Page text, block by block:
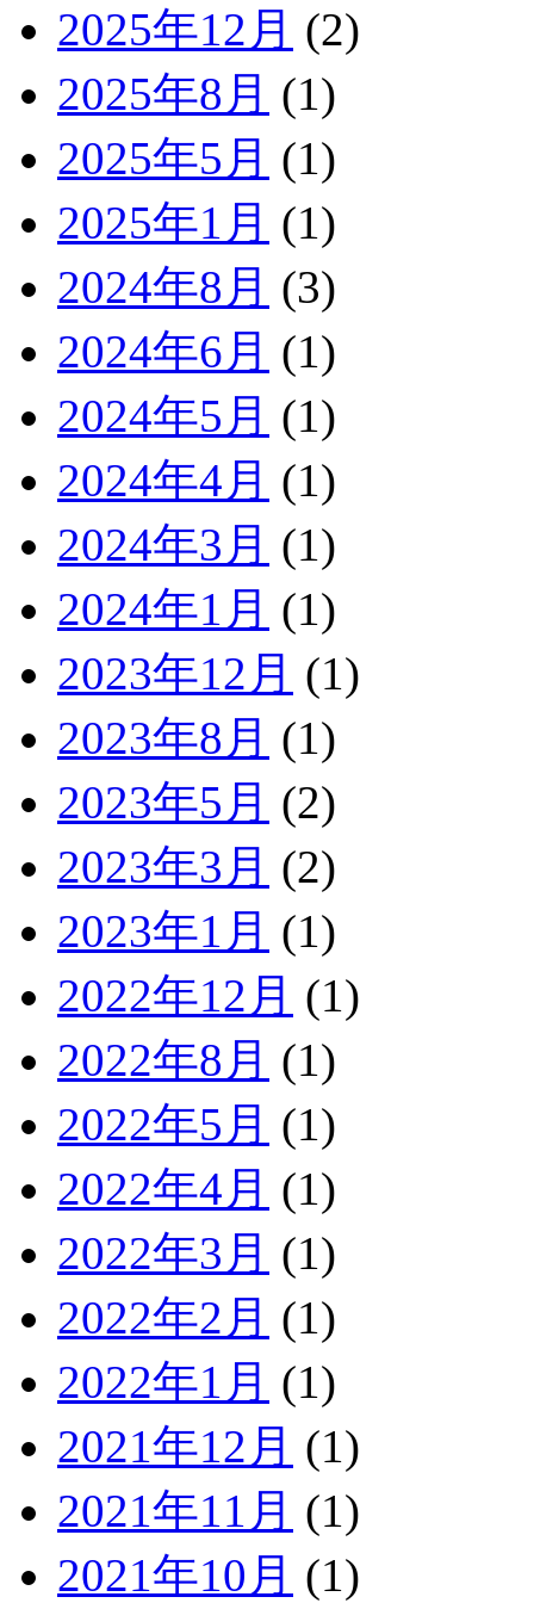
2025年12月 (2)
2025年8月 (1)
2025年5月 (1)
2025年1月 (1)
2024年8月 (3)
2024年6月 (1)
2024年5月 (1)
2024年4月 (1)
2024年3月 (1)
2024年1月 (1)
2023年12月 (1)
2023年8月 (1)
2023年5月 (2)
2023年3月 (2)
2023年1月 (1)
2022年12月 (1)
2022年8月 (1)
2022年5月 (1)
2022年4月 (1)
2022年3月 (1)
2022年2月 (1)
2022年1月 (1)
2021年12月 (1)
2021年11月 (1)
2021年10月 (1)